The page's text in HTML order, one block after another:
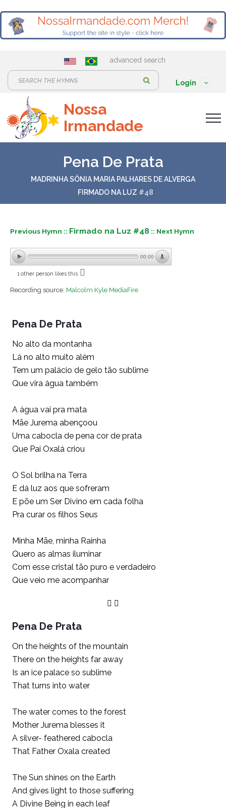
advanced search
e
a
r
:
Login
Nossa
Irmandade
Pena De Prata
MADRINHA SÔNIA MARIA PALHARES DE ALVERGA
FIRMADO NA LUZ #48
Previous Hymn :: Firmado na Luz #48 :: Next Hymn
00:00
1 other person likes this
Recording source: Malcolm Kyle MediaFire
Pena De Prata
No alto da montanha
Lá no alto muito além
Tem um palácio de gelo tão sublime
Que vira água também
A água vai pra mata
Mãe Jurema abençoou
Uma cabocla de pena cor de prata
Que Pai Oxalá criou
O Sol brilha na Terra
E dá luz aos que sofreram
E põe um Ser Divino em cada folha
Pra curar os filhos Seus
Minha Mãe, minha Rainha
Quero as almas iluminar
Com esse cristal tão puro e verdadeiro
Que veio me acompanhar
Pena De Prata
On the heights of the mountain
There on the heights far away
Is an ice palace so sublime
That turns into water
The water comes to the forest
Mother Jurema blesses it
A silver- feathered cabocla
That Father Oxala created
The Sun shines on the Earth
And gives light to those suffering
A Divine Being in each leaf